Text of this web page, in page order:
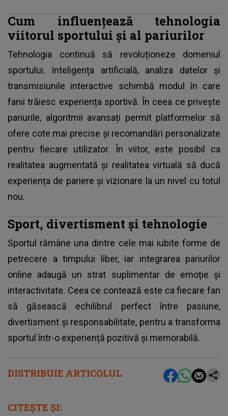
DISTRIBUIE ARTICOLUL
Cum influențează tehnologia
viitorul sportului și al pariurilor
Tehnologia continuă să revoluționeze domeniul
sportului. Inteligența artificială, analiza datelor și
transmisiunile interactive schimbă modul în care
fanii trăiesc experiența sportivă. În ceea ce privește
pariurile, algoritmii avansați permit platformelor să
ofere cote mai precise și recomandări personalizate
pentru fiecare utilizator. În viitor, este posibil ca
realitatea augmentată și realitatea virtuală să ducă
experiența de pariere și vizionare la un nivel cu totul
nou.
Sport, divertisment și tehnologie
Sportul rămâne una dintre cele mai iubite forme de
petrecere a timpului liber, iar integrarea pariurilor
online adaugă un strat suplimentar de emoție și
interactivitate. Ceea ce contează este ca fiecare fan
să găsească echilibrul perfect între pasiune,
divertisment și responsabilitate, pentru a transforma
sportul într-o experiență pozitivă și memorabilă.
CITEȘTE ȘI: